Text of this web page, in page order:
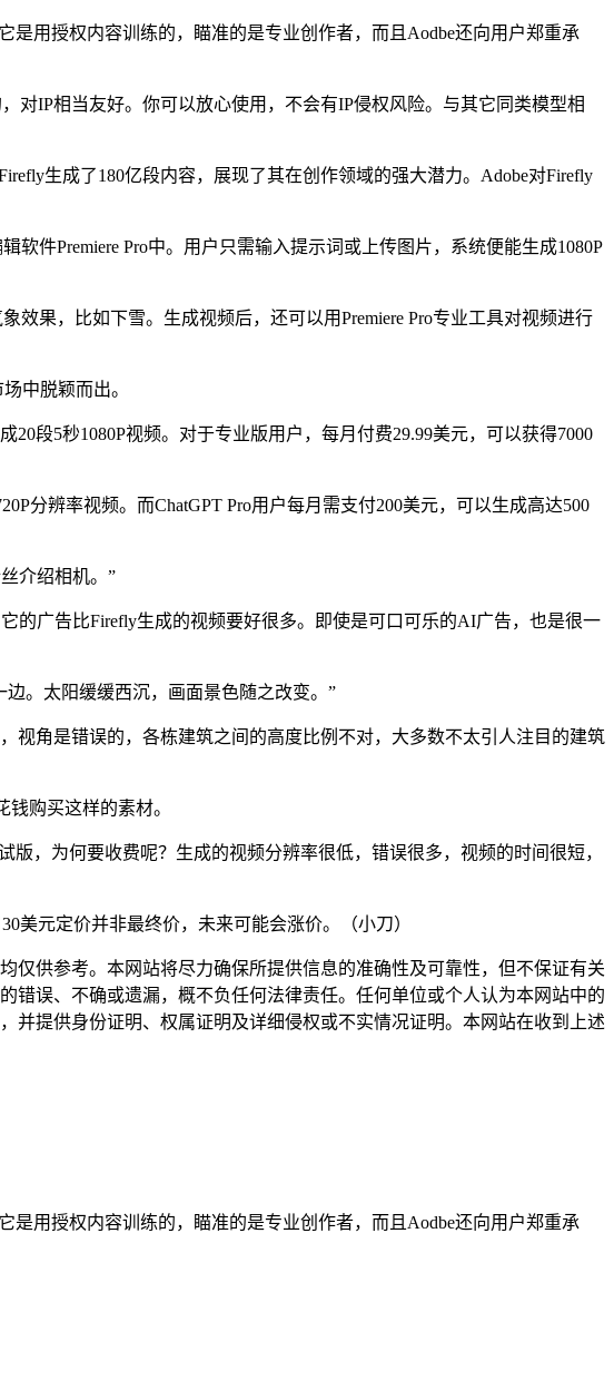
用授权内容训练的，瞄准的是专业创作者，而且Aodbe还向用户郑重承
IP相当友好。你可以放心使用，不会有IP侵权风险。与其它同类模型相
生成了180亿段内容，展现了其在创作领域的强大潜力。Adobe对Firefly
件Premiere Pro中。用户只需输入提示词或上传图片，系统便能生成1080P
果，比如下雪。生成视频后，还可以用Premiere Pro专业工具对视频进行
中脱颖而出。
段5秒1080P视频。对于专业版用户，每月付费29.99美元，可以获得7000
分辨率视频。而ChatGPT Pro用户每月需支付200美元，可以生成高达500
介绍相机。”
广告比Firefly生成的视频要好很多。即使是可口可乐的AI广告，也是很一
。太阳缓缓西沉，画面景色随之改变。”
角是错误的，各栋建筑之间的高度比例不对，大多数不太引人注目的建筑
购买这样的素材。
，为何要收费呢？生成的视频分辨率很低，错误很多，视频的时间很短，
元定价并非最终价，未来可能会涨价。（小刀）
供参考。本网站将尽力确保所提供信息的准确性及可靠性，但不保证有关
错误、不确或遗漏，概不负任何法律责任。任何单位或个人认为本网站中的
并提供身份证明、权属证明及详细侵权或不实情况证明。本网站在收到上述
用授权内容训练的，瞄准的是专业创作者，而且Aodbe还向用户郑重承